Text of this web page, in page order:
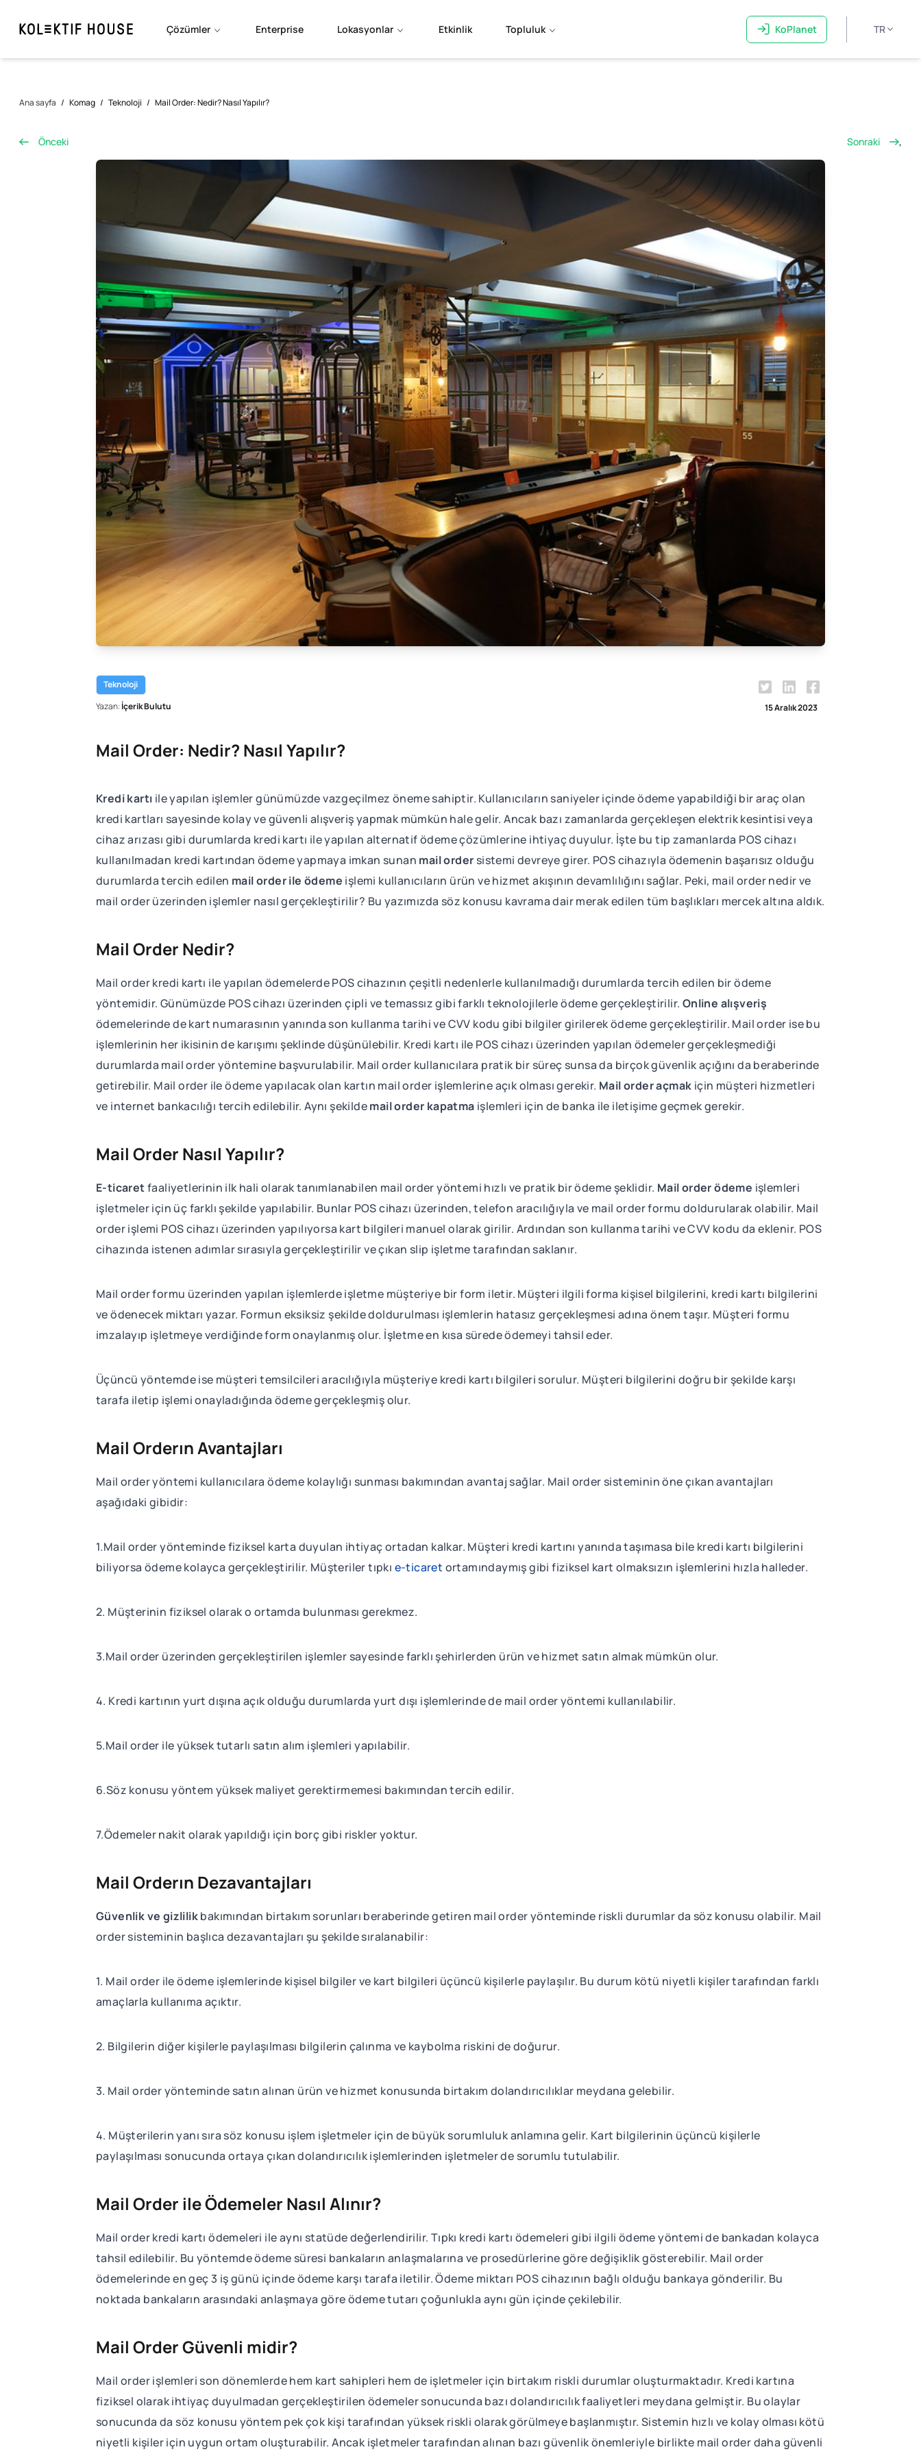
Çözümler Enterprise Lokasyonlar Etkinlik Topluluk KoPlanet TR
Ana sayfa / Komag / Teknoloji / Mail Order: Nedir? Nasıl Yapılır?
Önceki Sonraki ,
Teknoloji
Yazan:İçerik Bulutu 15 Aralık 2023
Mail Order: Nedir? Nasıl Yapılır?
Kredi kartı ile yapılan işlemler günümüzde vazgeçilmez öneme sahiptir. Kullanıcıların saniyeler içinde ödeme yapabildiği bir araç olan
kredi kartları sayesinde kolay ve güvenli alışveriş yapmak mümkün hale gelir. Ancak bazı zamanlarda gerçekleşen elektrik kesintisi veya
cihaz arızası gibi durumlarda kredi kartı ile yapılan alternatif ödeme çözümlerine ihtiyaç duyulur. İşte bu tip zamanlarda POS cihazı
kullanılmadan kredi kartından ödeme yapmaya imkan sunan mail order sistemi devreye girer. POS cihazıyla ödemenin başarısız olduğu
durumlarda tercih edilen mail order ile ödeme işlemi kullanıcıların ürün ve hizmet akışının devamlılığını sağlar. Peki, mail order nedir ve
mail order üzerinden işlemler nasıl gerçekleştirilir? Bu yazımızda söz konusu kavrama dair merak edilen tüm başlıkları mercek altına aldık.
Mail Order Nedir?
Mail order kredi kartı ile yapılan ödemelerde POS cihazının çeşitli nedenlerle kullanılmadığı durumlarda tercih edilen bir ödeme
yöntemidir. Günümüzde POS cihazı üzerinden çipli ve temassız gibi farklı teknolojilerle ödeme gerçekleştirilir. Online alışveriş
ödemelerinde de kart numarasının yanında son kullanma tarihi ve CVV kodu gibi bilgiler girilerek ödeme gerçekleştirilir. Mail order ise bu
işlemlerinin her ikisinin de karışımı şeklinde düşünülebilir. Kredi kartı ile POS cihazı üzerinden yapılan ödemeler gerçekleşmediği
durumlarda mail order yöntemine başvurulabilir. Mail order kullanıcılara pratik bir süreç sunsa da birçok güvenlik açığını da beraberinde
getirebilir. Mail order ile ödeme yapılacak olan kartın mail order işlemlerine açık olması gerekir. Mail order açmak için müşteri hizmetleri
ve internet bankacılığı tercih edilebilir. Aynı şekildemail order kapatma işlemleri için de banka ile iletişime geçmek gerekir.
Mail Order Nasıl Yapılır?
E-ticaretfaaliyetlerinin ilk hali olarak tanımlanabilen mail order yöntemi hızlı ve pratik bir ödeme şeklidir. Mail order ödeme işlemleri
işletmeler için üç farklı şekilde yapılabilir. Bunlar POS cihazı üzerinden, telefon aracılığıyla ve mail order formu doldurularak olabilir. Mail
order işlemi POS cihazı üzerinden yapılıyorsa kart bilgileri manuel olarak girilir. Ardından son kullanma tarihi ve CVV kodu da eklenir. POS
cihazında istenen adımlar sırasıyla gerçekleştirilir ve çıkan slip işletme tarafından saklanır.
Mail order formu üzerinden yapılan işlemlerde işletme müşteriye bir form iletir. Müşteri ilgili forma kişisel bilgilerini, kredi kartı bilgilerini
ve ödenecek miktarı yazar. Formun eksiksiz şekilde doldurulması işlemlerin hatasız gerçekleşmesi adına önem taşır. Müşteri formu
imzalayıp işletmeye verdiğinde form onaylanmış olur. İşletme en kısa sürede ödemeyi tahsil eder.
Üçüncü yöntemde ise müşteri temsilcileri aracılığıyla müşteriye kredi kartı bilgileri sorulur. Müşteri bilgilerini doğru bir şekilde karşı
tarafa iletip işlemi onayladığında ödeme gerçekleşmiş olur.
Mail Orderın Avantajları
Mail order yöntemi kullanıcılara ödeme kolaylığı sunması bakımından avantaj sağlar. Mail order sisteminin öne çıkan avantajları
aşağıdaki gibidir:
1.Mail order yönteminde fiziksel karta duyulan ihtiyaç ortadan kalkar. Müşteri kredi kartını yanında taşımasa bile kredi kartı bilgilerini
biliyorsa ödeme kolayca gerçekleştirilir. Müşteriler tıpkı e-ticaret ortamındaymış gibi fiziksel kart olmaksızın işlemlerini hızla halleder.
2. Müşterinin fiziksel olarak o ortamda bulunması gerekmez.
3.Mail order üzerinden gerçekleştirilen işlemler sayesinde farklı şehirlerden ürün ve hizmet satın almak mümkün olur.
4. Kredi kartının yurt dışına açık olduğu durumlarda yurt dışı işlemlerinde de mail order yöntemi kullanılabilir.
5.Mail order ile yüksek tutarlı satın alım işlemleri yapılabilir.
6.Söz konusu yöntem yüksek maliyet gerektirmemesi bakımından tercih edilir.
7.Ödemeler nakit olarak yapıldığı için borç gibi riskler yoktur.
Mail Orderın Dezavantajları
Güvenlik ve gizlilikbakımından birtakım sorunları beraberinde getiren mail order yönteminde riskli durumlar da söz konusu olabilir. Mail
order sisteminin başlıca dezavantajları şu şekilde sıralanabilir:
1. Mail order ile ödeme işlemlerinde kişisel bilgiler ve kart bilgileri üçüncü kişilerle paylaşılır. Bu durum kötü niyetli kişiler tarafından farklı
amaçlarla kullanıma açıktır.
2. Bilgilerin diğer kişilerle paylaşılması bilgilerin çalınma ve kaybolma riskini de doğurur.
3. Mail order yönteminde satın alınan ürün ve hizmet konusunda birtakım dolandırıcılıklar meydana gelebilir.
4. Müşterilerin yanı sıra söz konusu işlem işletmeler için de büyük sorumluluk anlamına gelir. Kart bilgilerinin üçüncü kişilerle
paylaşılması sonucunda ortaya çıkan dolandırıcılık işlemlerinden işletmeler de sorumlu tutulabilir.
Mail Order ile Ödemeler Nasıl Alınır?
Mail order kredi kartı ödemeleri ile aynı statüde değerlendirilir. Tıpkı kredi kartı ödemeleri gibi ilgili ödeme yöntemi de bankadan kolayca
tahsil edilebilir. Bu yöntemde ödeme süresi bankaların anlaşmalarına ve prosedürlerine göre değişiklik gösterebilir. Mail order
ödemelerinde en geç 3 iş günü içinde ödeme karşı tarafa iletilir. Ödeme miktarı POS cihazının bağlı olduğu bankaya gönderilir. Bu
noktada bankaların arasındaki anlaşmaya göre ödeme tutarı çoğunlukla aynı gün içinde çekilebilir.
Mail Order Güvenli midir?
Mail order işlemleri son dönemlerde hem kart sahipleri hem de işletmeler için birtakım riskli durumlar oluşturmaktadır. Kredi kartına
fiziksel olarak ihtiyaç duyulmadan gerçekleştirilen ödemeler sonucunda bazı dolandırıcılık faaliyetleri meydana gelmiştir. Bu olaylar
sonucunda da söz konusu yöntem pek çok kişi tarafından yüksek riskli olarak görülmeye başlanmıştır. Sistemin hızlı ve kolay olması kötü
niyetli kişiler için uygun ortam oluşturabilir. Ancak işletmeler tarafından alınan bazı güvenlik önemleriyle birlikte mail order daha güvenli